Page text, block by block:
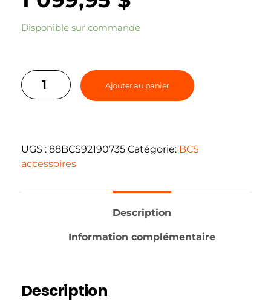
Disponible sur commande
Ajouter au panier
UGS : 88BCS92190735 Catégorie: BCS
accessoires
Description
Information complémentaire
Description